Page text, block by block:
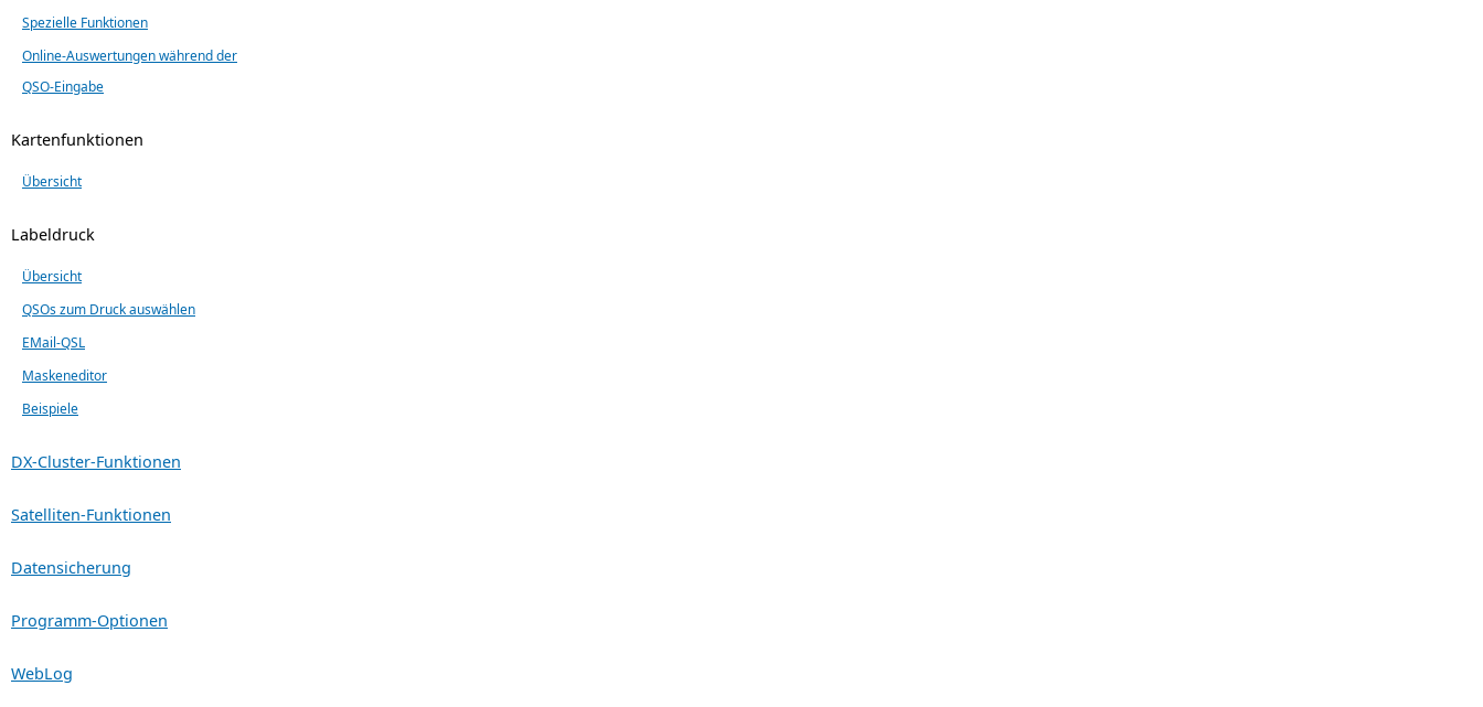
Spezielle Funktionen
Online-Auswertungen während der
QSO-Eingabe
Kartenfunktionen
Übersicht
Labeldruck
Übersicht
QSOs zum Druck auswählen
EMail-QSL
Maskeneditor
Beispiele
DX-Cluster-Funktionen
Satelliten-Funktionen
Datensicherung
Programm-Optionen
WebLog